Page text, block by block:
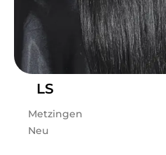
Delitzsch bietet
Gesichts- &
Augenbrauenbehandlungen,
Beratung, Männer,
Frauenhaarschnitt, Haare,
Haare, Styling, Haare,
& Pflege, Haare,
LS
Metzingen
Neu